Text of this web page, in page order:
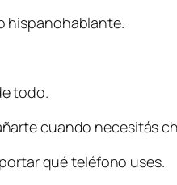
hispanohablante.
todo.
cuando necesitás
qué teléfono uses.